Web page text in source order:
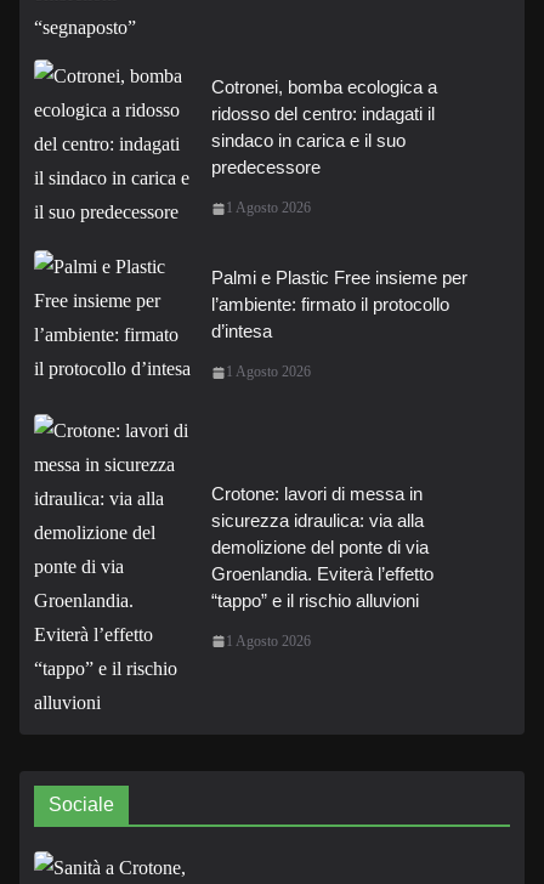
Cotronei, bomba ecologica a
ridosso del centro: indagati il
sindaco in carica e il suo
predecessore
1 Agosto 2026
Palmi e Plastic Free insieme per
l’ambiente: firmato il protocollo
d’intesa
1 Agosto 2026
Crotone: lavori di messa in
sicurezza idraulica: via alla
demolizione del ponte di via
Groenlandia. Eviterà l’effetto
“tappo” e il rischio alluvioni
1 Agosto 2026
Sociale